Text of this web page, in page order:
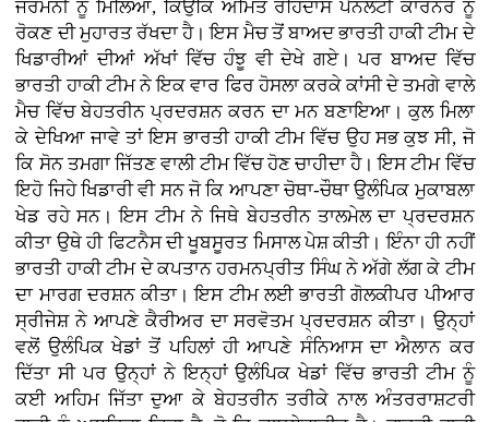
ਜਰਮਨੀ ਨੂੰ ਮਿਲਿਆ, ਕਿਉਂਕਿ ਅਮਿਤ ਰੋਹਿਦਾਸ ਪੈਨਲਟੀ ਕਾਰਨਰ ਨੂੰ
ਰੋਕਣ ਦੀ ਮੁਹਾਰਤ ਰੱਖਦਾ ਹੈ। ਇਸ ਮੈਚ ਤੋਂ ਬਾਅਦ ਭਾਰਤੀ ਹਾਕੀ ਟੀਮ ਦੇ
ਖਿਡਾਰੀਆਂ ਦੀਆਂ ਅੱਖਾਂ ਵਿੱਚ ਹੰਝੂ ਵੀ ਦੇਖੇ ਗਏ। ਪਰ ਬਾਅਦ ਵਿੱਚ
ਭਾਰਤੀ ਹਾਕੀ ਟੀਮ ਨੇ ਇਕ ਵਾਰ ਫਿਰ ਹੋਸਲਾ ਕਰਕੇ ਕਾਂਸੀ ਦੇ ਤਮਗੇ ਵਾਲੇ
ਮੈਚ ਵਿੱਚ ਬੇਹਤਰੀਨ ਪ੍ਰਦਰਸ਼ਨ ਕਰਨ ਦਾ ਮਨ ਬਣਾਇਆ। ਕੁਲ ਮਿਲਾ
ਕੇ ਦੇਖਿਆ ਜਾਵੇ ਤਾਂ ਇਸ ਭਾਰਤੀ ਹਾਕੀ ਟੀਮ ਵਿੱਚ ਉਹ ਸਭ ਕੁਝ ਸੀ, ਜੋ
ਕਿ ਸੋਨ ਤਮਗਾ ਜਿੱਤਣ ਵਾਲੀ ਟੀਮ ਵਿੱਚ ਹੋਣ ਚਾਹੀਦਾ ਹੈ। ਇਸ ਟੀਮ ਵਿੱਚ
ਇਹੋ ਜਿਹੇ ਖਿਡਾਰੀ ਵੀ ਸਨ ਜੋ ਕਿ ਆਪਣਾ ਚੋਥਾ-ਚੌਥਾ ਉਲੰਪਿਕ ਮੁਕਾਬਲਾ
ਖੇਡ ਰਹੇ ਸਨ। ਇਸ ਟੀਮ ਨੇ ਜਿਥੇ ਬੇਹਤਰੀਨ ਤਾਲਮੇਲ ਦਾ ਪ੍ਰਦਰਸ਼ਨ
ਕੀਤਾ ਉਥੇ ਹੀ ਫਿਟਨੈਸ ਦੀ ਖੂਬਸੂਰਤ ਮਿਸਾਲ ਪੇਸ਼ ਕੀਤੀ। ਇੰਨਾ ਹੀ ਨਹੀਂ
ਭਾਰਤੀ ਹਾਕੀ ਟੀਮ ਦੇ ਕਪਤਾਨ ਹਰਮਨਪ੍ਰੀਤ ਸਿੰਘ ਨੇ ਅੱਗੇ ਲੱਗ ਕੇ ਟੀਮ
ਦਾ ਮਾਰਗ ਦਰਸ਼ਨ ਕੀਤਾ। ਇਸ ਟੀਮ ਲਈ ਭਾਰਤੀ ਗੋਲਕੀਪਰ ਪੀਆਰ
ਸ੍ਰੀਜੇਸ਼ ਨੇ ਆਪਣੇ ਕੈਰੀਅਰ ਦਾ ਸਰਵੋਤਮ ਪ੍ਰਦਰਸ਼ਨ ਕੀਤਾ। ਉਨ੍ਹਾਂ
ਵਲੋਂ ਉਲੰਪਿਕ ਖੇਡਾਂ ਤੋਂ ਪਹਿਲਾਂ ਹੀ ਆਪਣੇ ਸੰਨਿਆਸ ਦਾ ਐਲਾਨ ਕਰ
ਦਿੱਤਾ ਸੀ ਪਰ ਉਨ੍ਹਾਂ ਨੇ ਇਨ੍ਹਾਂ ਉਲੰਪਿਕ ਖੇਡਾਂ ਵਿੱਚ ਭਾਰਤੀ ਟੀਮ ਨੂੰ
ਕਈ ਅਹਿਮ ਜਿੱਤਾ ਦੁਆ ਕੇ ਬੇਹਤਰੀਨ ਤਰੀਕੇ ਨਾਲ ਅੰਤਰਰਾਸ਼ਟਰੀ